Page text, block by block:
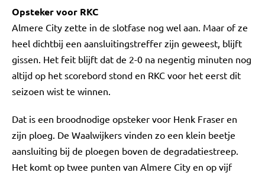
Opsteker voor RKC
Almere City zette in de slotfase nog wel aan. Maar of ze
heel dichtbij een aansluitingstreffer zijn geweest, blijft
gissen. Het feit blijft dat de 2-0 na negentig minuten nog
altijd op het scorebord stond en RKC voor het eerst dit
seizoen wist te winnen.
Dat is een broodnodige opsteker voor Henk Fraser en
zijn ploeg. De Waalwijkers vinden zo een klein beetje
aansluiting bij de ploegen boven de degradatiestreep.
Het komt op twee punten van Almere City en op vijf